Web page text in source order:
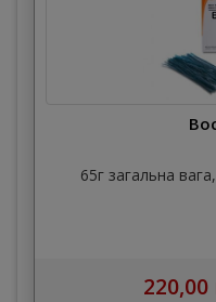
65г загальна
220,00